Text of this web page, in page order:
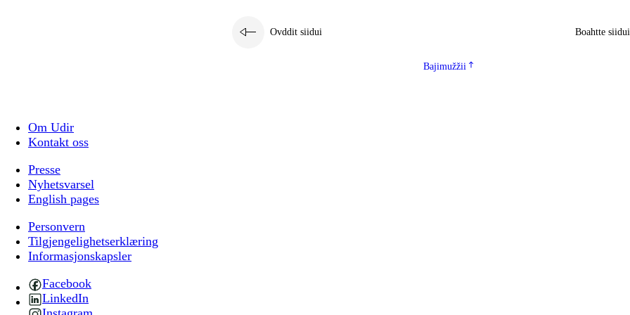
Ovddit siidui Boahtte siidui
Bajimužžii
Om Udir
Kontakt oss
Presse
Nyhetsvarsel
English pages
Personvern
Tilgjengelighetserklæring
Informasjonskapsler
Facebook
LinkedIn